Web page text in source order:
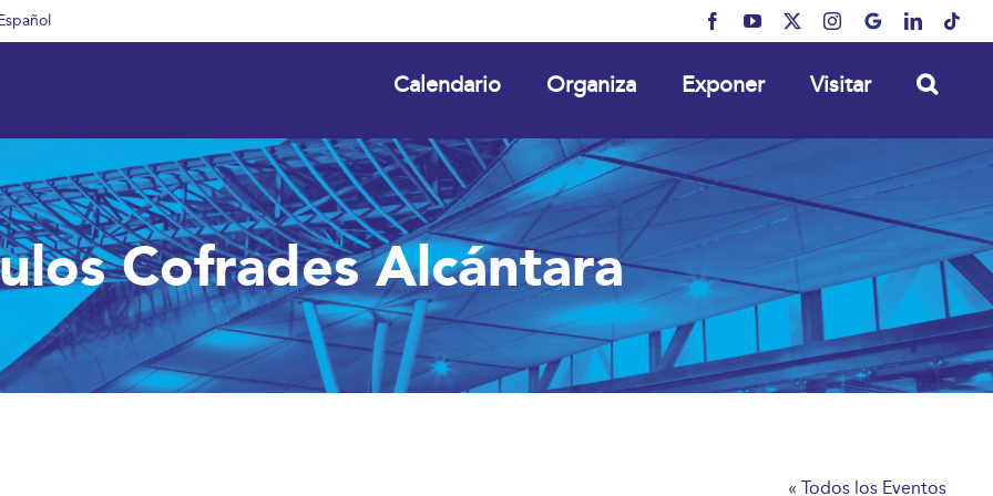
FacebookYouTube Instagram
MyBusinessLinkedIn
Calendario Organiza Exponer Visitar
Cofrades Alcántara
« Todos los Eventos